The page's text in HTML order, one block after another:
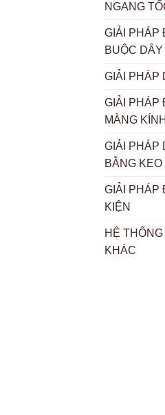
NGANG
GIẢI PHÁP
BUỘC DÂY
GIẢI PHÁP
GIẢI PHÁP
MÀNG
GIẢI PHÁP
BẰNG
GIẢI PHÁP
KIỆN
HỆ
KHÁC